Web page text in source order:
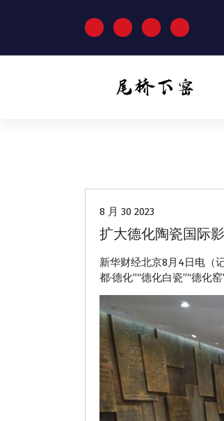
文
8 月 30 2023
扩大德化陶瓷国际
新华财经北京8月4日电（
都·德化”“德化白瓷”“德化